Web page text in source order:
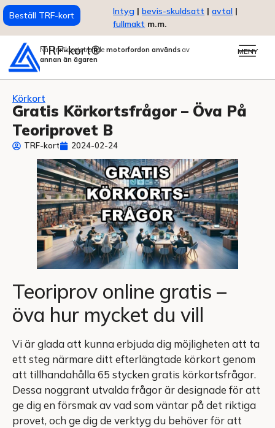
Beställ TRF-kort Intyg | bevis-skuldsatt | avtal |
fullmakt m.m.
TRF-kort®
När trafikregistrerade motorfordon används av
annan än ägaren
MENY
Körkort
Gratis Körkortsfrågor – Öva På
Teoriprovet B
TRF-kort 2024-02-24
Teoriprov online gratis –
öva hur mycket du vill
Vi är glada att kunna erbjuda dig möjligheten att ta
ett steg närmare ditt efterlängtade körkort genom
att tillhandahålla 65 stycken gratis körkortsfrågor.
Dessa noggrant utvalda frågor är designade för att
ge dig en försmak av vad som väntar på det riktiga
provet, och ge dig de verktyg du behöver för att